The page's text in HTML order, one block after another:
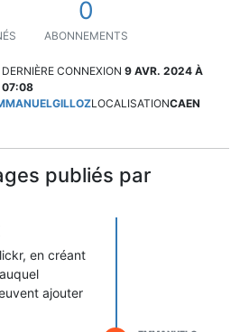
0
ABONNEMENTS
DERNIÈRE CONNEXION 9 AVR. 2024 À
07:08
LOCALISATIONCAEN
publiés par
en créant
ajouter